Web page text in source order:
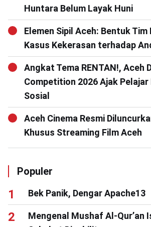
Huntara Belum Layak Huni
Elemen Sipil Aceh: Bentuk Tim
Kasus Kekerasan terhadap
Angkat Tema RENTAN!, Aceh
Competition 2026 Ajak Pelajar
Sosial
Aceh Cinema Resmi
Khusus Streaming Film Aceh
Populer
Bek Panik, Dengar Apache13
Mengenal Mushaf Al-Qur’an